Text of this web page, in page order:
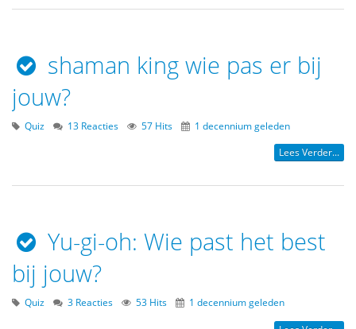
shaman king wie pas er bij
jouw?
Quiz 13 Reacties 57 Hits 1 decennium geleden
Lees Verder...
Yu-gi-oh: Wie past het best
bij jouw?
Quiz 3 Reacties 53 Hits 1 decennium geleden